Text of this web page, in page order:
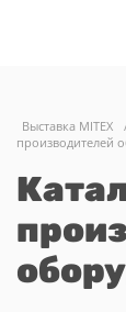
Выставка MITEX
производителей